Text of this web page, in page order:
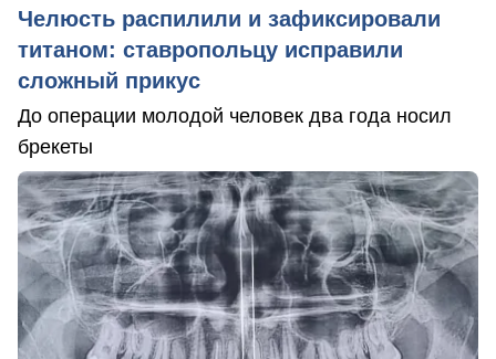
Челюсть распилили и зафиксировали
титаном: ставропольцу исправили
сложный прикус
До операции молодой человек два года носил
брекеты